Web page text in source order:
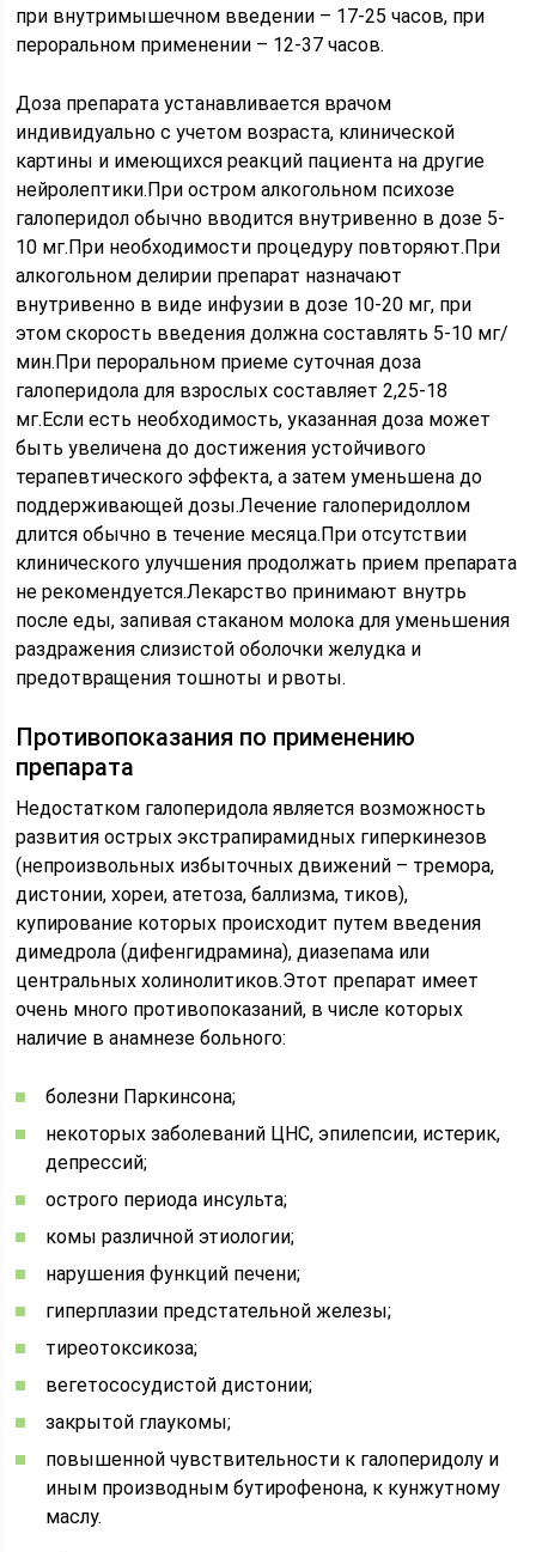
при внутримышечном введении – 17-25 часов, при
пероральном применении – 12-37 часов.
Доза препарата устанавливается врачом
индивидуально с учетом возраста, клинической
картины и имеющихся реакций пациента на другие
нейролептики.При остром алкогольном психозе
галоперидол обычно вводится внутривенно в дозе 5-
10 мг.При необходимости процедуру повторяют.При
алкогольном делирии препарат назначают
внутривенно в виде инфузии в дозе 10-20 мг, при
этом скорость введения должна составлять 5-10 мг/
мин.При пероральном приеме суточная доза
галоперидола для взрослых составляет 2,25-18
мг.Если есть необходимость, указанная доза может
быть увеличена до достижения устойчивого
терапевтического эффекта, а затем уменьшена до
поддерживающей дозы.Лечение галоперидоллом
длится обычно в течение месяца.При отсутствии
клинического улучшения продолжать прием препарата
не рекомендуется.Лекарство принимают внутрь
после еды, запивая стаканом молока для уменьшения
раздражения слизистой оболочки желудка и
предотвращения тошноты и рвоты.
Противопоказания по применению
препарата
Недостатком галоперидола является возможность
развития острых экстрапирамидных гиперкинезов
(непроизвольных избыточных движений – тремора,
дистонии, хореи, атетоза, баллизма, тиков),
купирование которых происходит путем введения
димедрола (дифенгидрамина), диазепама или
центральных холинолитиков.Этот препарат имеет
очень много противопоказаний, в числе которых
наличие в анамнезе больного:
болезни Паркинсона;
некоторых заболеваний ЦНС, эпилепсии, истерик,
депрессий;
острого периода инсульта;
комы различной этиологии;
нарушения функций печени;
гиперплазии предстательной железы;
тиреотоксикоза;
вегетососудистой дистонии;
закрытой глаукомы;
повышенной чувствительности к галоперидолу и
иным производным бутирофенона, к кунжутному
маслу.